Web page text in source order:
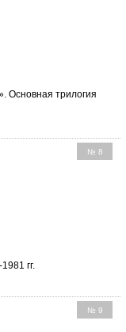
Основная трилогия
№ 8
гг.
№ 9